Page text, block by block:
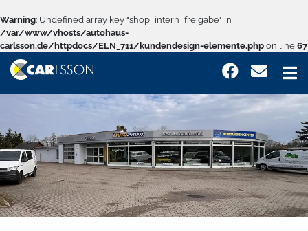
Warning: Undefined array key "shop_intern_freigabe" in
/var/www/vhosts/autohaus-
carlsson.de/httpdocs/ELN_711/kundendesign-elemente.php on line 67